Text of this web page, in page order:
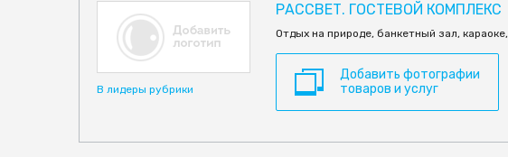
В лидеры рубрики
РАССВЕТ. ГОСТЕВОЙ КОМПЛЕКС
Отдых на природе, банкетный зал, караоке,
Добавить фотографии
товаров и услуг